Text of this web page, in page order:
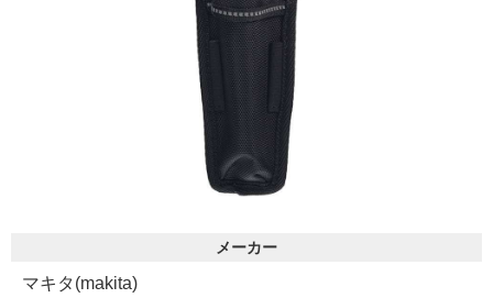
メーカー
マキタ(makita)